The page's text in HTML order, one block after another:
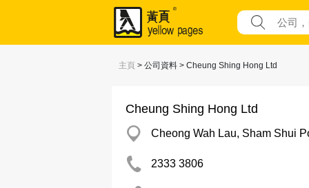
主頁 > 公司資料 > Cheung Shing Hong Ltd
Cheung Shing Hong Ltd
Cheong Wah Lau, Sham Shui
2333 3806